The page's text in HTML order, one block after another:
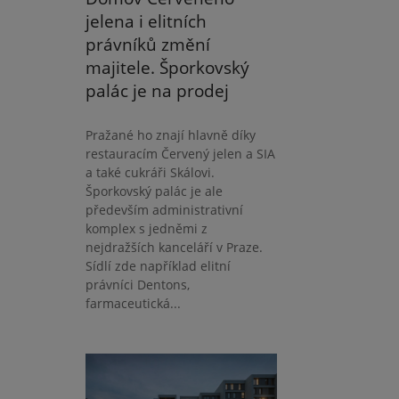
jelena i elitních
právníků změní
majitele. Šporkovský
palác je na prodej
Pražané ho znají hlavně díky
restauracím Červený jelen a SIA
a také cukráři Skálovi.
Šporkovský palác je ale
především administrativní
komplex s jedněmi z
nejdražších kanceláří v Praze.
Sídlí zde například elitní
právníci Dentons,
farmaceutická...